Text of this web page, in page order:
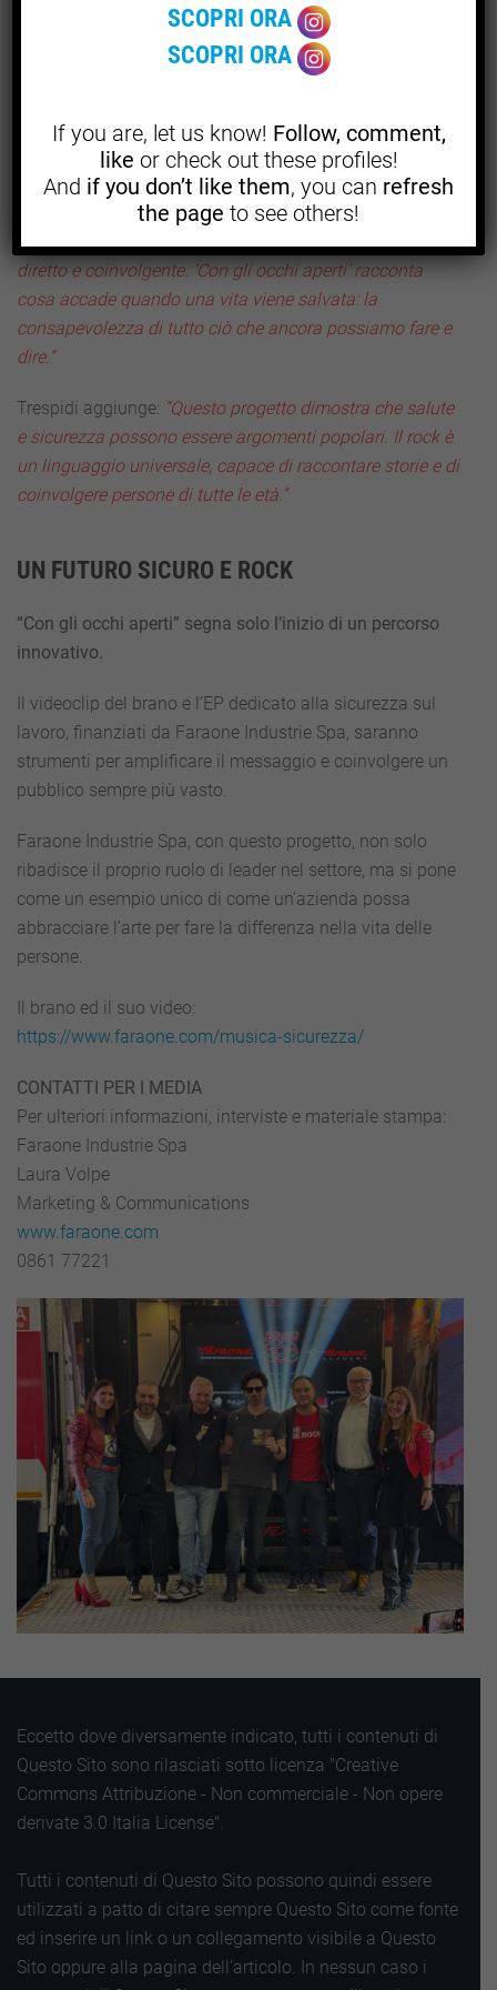
IL VALORE DI UN PROGETTO AMBIZIOSO
Andrea Trespidi, ideatore del testo e Responsabile
Formazione QHSE di A2A, sottolinea: “La sicurezza non
deve essere percepita come un obbligo noioso, ma come
un’opportunità per proteggere ciò che amiamo. Attraverso
la musica, possiamo parlare di prevenzione in modo
diretto e coinvolgente. ‘Con gli occhi aperti’ racconta
cosa accade quando una vita viene salvata: la
consapevolezza di tutto ciò che ancora possiamo fare e
dire.”
Trespidi aggiunge: “Questo progetto dimostra che salute
e sicurezza possono essere argomenti popolari. Il rock è
un linguaggio universale, capace di raccontare storie e di
coinvolgere persone di tutte le età.”
UN FUTURO SICURO E ROCK
“Con gli occhi aperti” segna solo l’inizio di un percorso
innovativo.
Il videoclip del brano e l’EP dedicato alla sicurezza sul
lavoro, finanziati da Faraone Industrie Spa, saranno
strumenti per amplificare il messaggio e coinvolgere un
pubblico sempre più vasto.
Faraone Industrie Spa, con questo progetto, non solo
ribadisce il proprio ruolo di leader nel settore, ma si pone
come un esempio unico di come un’azienda possa
abbracciare l’arte per fare la differenza nella vita delle
persone.
Il brano ed il suo video:
https://www.faraone.com/musica-sicurezza/
CONTATTI PER I MEDIA
Per ulteriori informazioni, interviste e materiale stampa:
Faraone Industrie Spa
Laura Volpe
Marketing & Communications
www.faraone.com
0861 77221
Eccetto dove diversamente indicato, tutti i contenuti di
Questo Sito sono rilasciati sotto licenza "Creative
Commons Attribuzione - Non commerciale - Non opere
derivate 3.0 Italia License".
Tutti i contenuti di Questo Sito possono quindi essere
utilizzati a patto di citare sempre Questo Sito come fonte
ed inserire un link o un collegamento visibile a Questo
Sito oppure alla pagina dell'articolo. In nessun caso i
SCOPRI ORA
SCOPRI ORA
If you are, let us know! Follow, comment,
like or check out these profiles!
And if you don’t like them, you can refresh
the page to see others!